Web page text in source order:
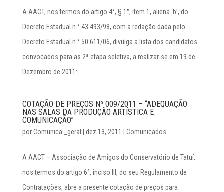
A AACT, nos termos do artigo 4°, § 1°, item 1, aliena ‘b’, do
Decreto Estadual n.° 43.493/98, com a redação dada pelo
Decreto Estadual n.° 50.611/06, divulga a lista dos candidatos
convocados para as 2ª etapa seletiva, a realizar-se em 19 de
Dezembro de 2011:...
COTAÇÃO DE PREÇOS Nº 009/2011 – “ADEQUAÇÃO
NAS SALAS DA PRODUÇÃO ARTÍSTICA E
COMUNICAÇÃO”
porComunica _geral dez 13, 2011 Comunicados
A AACT – Associação de Amigos do Conservatório de Tatuí,
nos termos do artigo 6°, inciso III, do seu Regulamento de
Contratações, abre a presente cotação de preços para